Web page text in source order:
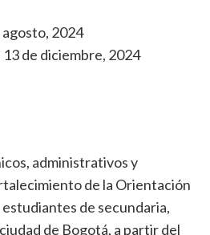
agosto, 2024
de diciembre, 2024
administrativos y
de la Orientación
de secundaria,
de Bogotá, a partir del